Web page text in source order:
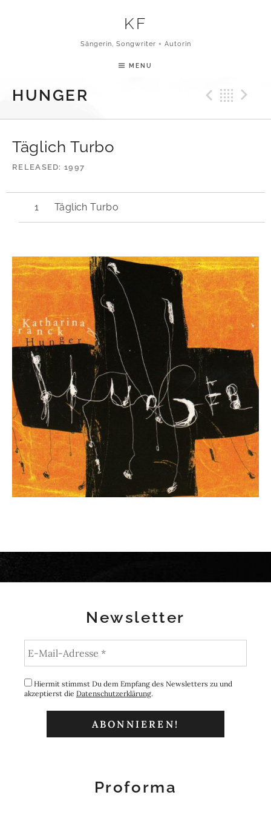
KF
Sängerin, Songwriter + Autorin
MENU
HUNGER
Täglich Turbo
RELEASED 1997
Täglich Turbo
Newsletter
Hiermit stimmst Du dem Empfang des Newsletters zu und
akzeptierst die Datenschutzerklärung.
Proforma